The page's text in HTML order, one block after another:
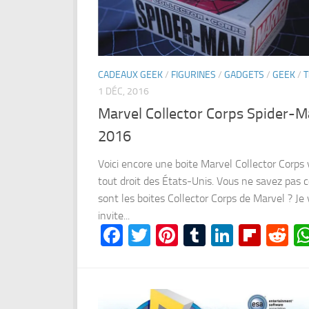
CADEAUX GEEK/ FIGURINES / GADGETS / GEEK/
1 DÉC, 2016
Marvel Collector Corps Spider-
2016
Voici encore une boite Marvel Collector Corps
tout droit des États-Unis. Vous ne savez pas
sont les boites Collector Corps de Marvel ? Je
invite...
Facebook
Twitter
Pinterest
Tumblr